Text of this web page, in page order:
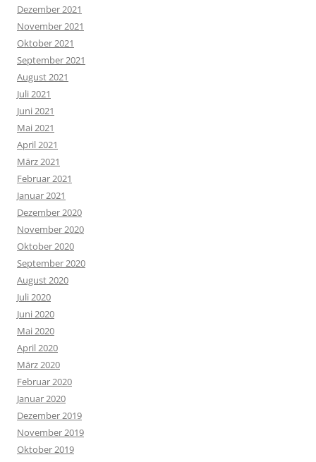
Dezember 2021
November 2021
Oktober 2021
September 2021
August 2021
Juli 2021
Juni 2021
Mai 2021
April 2021
März 2021
Februar 2021
Januar 2021
Dezember 2020
November 2020
Oktober 2020
September 2020
August 2020
Juli 2020
Juni 2020
Mai 2020
April 2020
März 2020
Februar 2020
Januar 2020
Dezember 2019
November 2019
Oktober 2019